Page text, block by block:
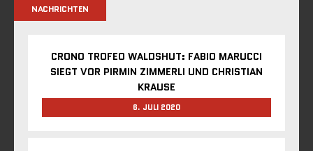
NACHRICHTEN
CRONO TROFEO WALDSHUT: FABIO MARUCCI
SIEGT VOR PIRMIN ZIMMERLI UND CHRISTIAN
KRAUSE
6. JULI 2020